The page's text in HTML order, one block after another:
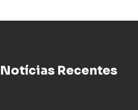
Notícias Recentes